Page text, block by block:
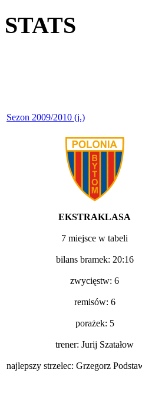
STATS
Sezon 2009/2010 (j.)
EKSTRAKLASA
7 miejsce w tabeli
bilans bramek: 20:16
zwycięstw: 6
remisów: 6
porażek: 5
trener: Jurij Szatałow
najlepszy strzelec: Grzegorz